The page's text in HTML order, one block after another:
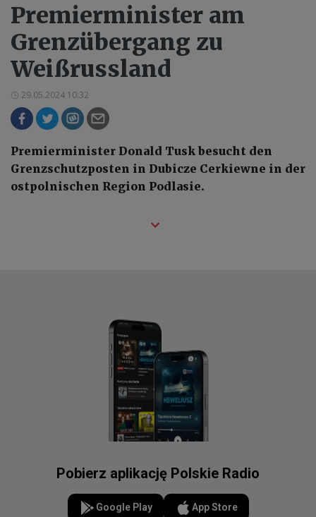
Premierminister am
Grenzübergang zu
Weißrussland
29.05.2024 10:32
Premierminister Donald Tusk besucht den
Grenzschutzposten in Dubicze Cerkiewne in der
ostpolnischen Region Podlasie.
Pobierz aplikację Polskie Radio
Google Play App Store